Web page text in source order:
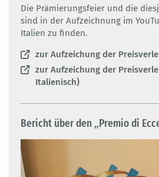
Die Prämierungsfeier und die
sind in der Aufzeichnung im
Italien zu finden.
zur Aufzeichung der
zur Aufzeichung der
Italienisch)
Bericht über den „Premio di